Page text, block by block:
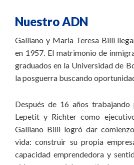
Nuestro ADN
Galliano y Maria Teresa Billi
en 1957. El matrimonio de
graduados en la Universidad de
la posguerra buscando
Después de 16 años
Lepetit y Richter como
Galliano Billi logró dar
vida: construir su propia
capacidad emprendedora y